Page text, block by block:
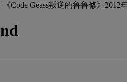
《Code Geass叛逆的鲁鲁修》2012